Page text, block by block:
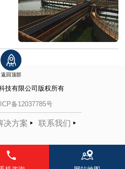
返回顶部
技有限公司 版权所有
备12037785号
决方案 联系我们